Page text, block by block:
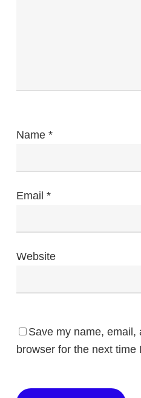
Name *
Email *
Website
Save my name, email,
browser for the next time